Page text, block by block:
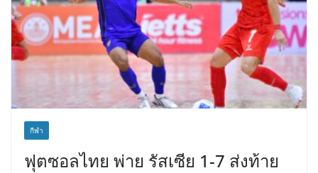
กีฬา
ฟุตซอลไทย พ่าย รัสเซีย 1-7 ส่งท้าย